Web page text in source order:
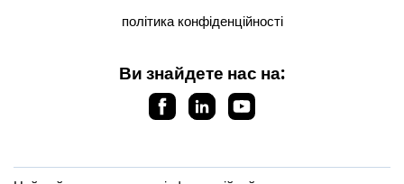
політика конфіденційності
Ви знайдете нас на: